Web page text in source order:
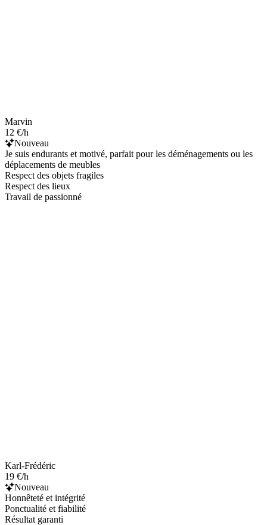
Marvin
12 €/h
Nouveau
Je suis endurants et motivé, parfait pour les déménagements ou les
déplacements de meubles
Respect des objets fragiles
Respect des lieux
Travail de passionné
Karl-Frédéric
19 €/h
Nouveau
Honnêteté et intégrité
Ponctualité et fiabilité
Résultat garanti